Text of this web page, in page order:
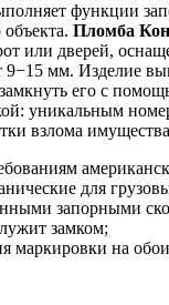
функции
Пломба
дверей,
мм. Изделие
его с
уникальным
взлома
для
запорными
замком;
маркировки на